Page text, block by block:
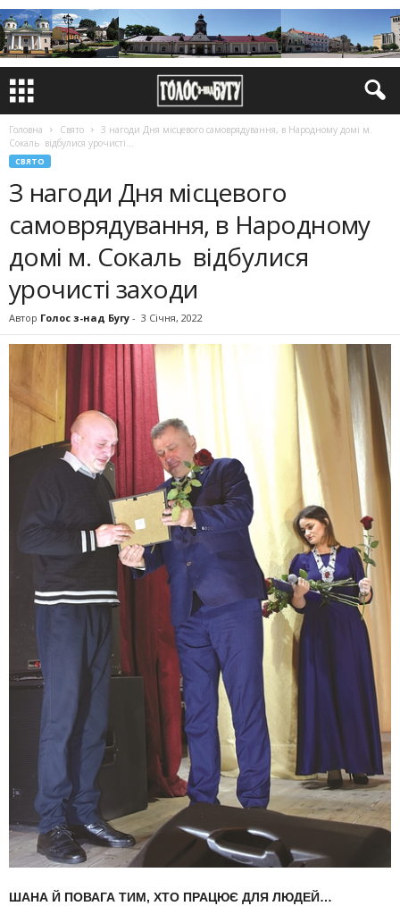
Головна Свято
З нагоди Дня місце­вого самоврядування, в Народ­ному домі м.
Сокаль відбулися урочисті...
СВЯТО
З нагоди Дня місце­вого
самоврядування, в Народ­ному
домі м. Сокаль відбулися
урочисті заходи
Автор Голос з-над Бугу - 3 Січня, 2022
ШАНА Й ПОВАГА ТИМ, ХТО ПРАЦЮЄ ДЛЯ ЛЮДЕЙ…